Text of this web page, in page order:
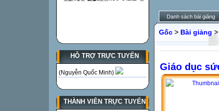
HỖ TRỢ TRỰC TUYẾN
(Nguyễn Quốc Minh)
THÀNH VIÊN TRỰC TUYẾN
Danh sách bài giảng
Gốc > Bài giảng
Giáo dục